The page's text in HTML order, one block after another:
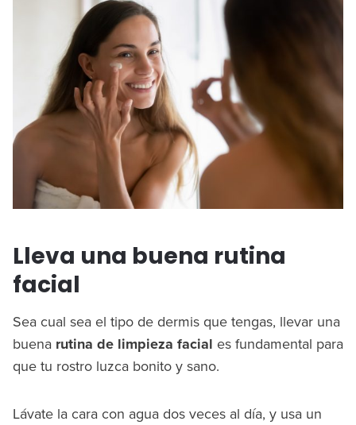
Lleva una buena rutina
facial
Sea cual sea el tipo de dermis que tengas, llevar una
buena rutina de limpieza facial es fundamental para
que tu rostro luzca bonito y sano.
Lávate la cara con agua dos veces al día, y usa un